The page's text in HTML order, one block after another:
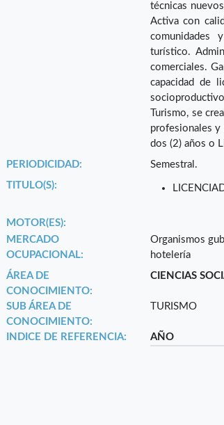
técnicas
Activa con
comunidades
turístico.
comerciales.
capacidad de
Turismo, se
profesionales
dos (2) años o
PERIODICIDAD:
Semestral.
TITULO(S):
MOTOR(ES):
MERCADO
OCUPACIONAL:
Organismos
hotelería
ÁREA DE
CONOCIMIENTO:
CIENCIAS
SUB ÁREA DE
CONOCIMIENTO:
TURISMO
INDICE DE REFERENCIA: AÑO